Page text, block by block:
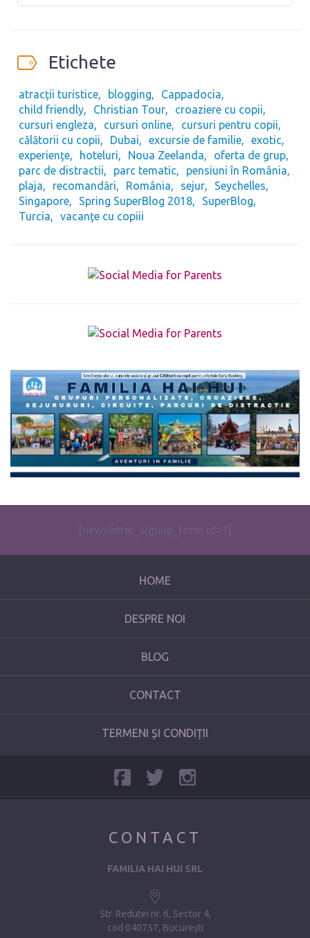
Etichete
atracții turistice blogging
Cappadocia
child friendly
Christian Tour
croaziere cu copii
cursuri engleza
cursuri online
cursuri pentru copii
călătorii cu copii
Dubai excursie de familie
exotic
experiențe
hoteluri Noua Zeelanda
oferta de grup
parc de distractii
parc tematic
pensiuni în România
plaja
recomandări România sejur
Seychelles
Singapore
Spring SuperBlog 2018
SuperBlog
Turcia
vacanțe cu copiii
The form you have selected does not exist.
[newsletter_signup_form id=1]
HOME
DESPRE NOI
BLOG
CONTACT
TERMENI ȘI CONDIȚII
CONTACT
FAMILIA HAI HUI SRL
Str. Redutei nr. 6, Sector 4
cod 040757, București